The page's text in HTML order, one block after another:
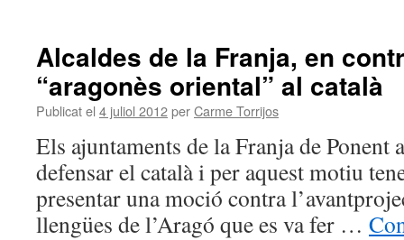
Alcaldes de la Franja, en
“aragonès oriental” al català
Publicat el 4 juliol 2012perCarme Torrijos
Els ajuntaments de la Franja de Ponent
defensar el català i per aquest motiu
presentar una moció contra
llengües de l’Aragó que es va fer …